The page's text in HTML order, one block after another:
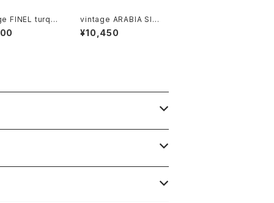
FINEL turqu
mug A
カイ・フ
vintage ARABIA SINI
VALKO R-model bo
wl / オールドアラビア
¥10,450